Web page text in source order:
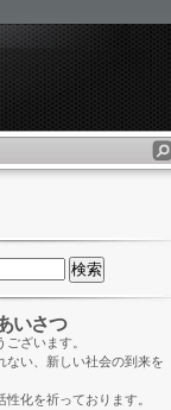
いさつ
ざいます。
ない、新しい社会の到来を
化を祈っております。